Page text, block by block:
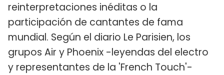
reinterpretaciones inéditas o la
participación de cantantes de fama
mundial. Según el diario Le Parisien, los
grupos Air y Phoenix -leyendas del electro
y representantes de la 'French Touch'-